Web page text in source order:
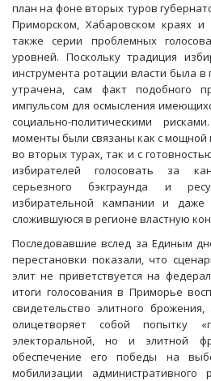
план на фоне вторых туров
Приморском, Хабаровском краях и
также серии проблемных
уровней. Поскольку традиция
инструмента ротации власти была
утрачена, сам факт подобного
импульсом для осмысления
социально-политическими
моменты были связаны как с мощной
во вторых турах, так и с
избирателей голосовать за
серьезного бэкграунда и
избирательной кампании и даже
сложившуюся в регионе властную
Последовавшие вслед за Единым
перестановки показали, что
элит не приветствуется на
итоги голосования в Приморье
свидетельство элитного
олицетворяет собой попытку
электоральной, но и элитной
обеспечение его победы на
мобилизации административного